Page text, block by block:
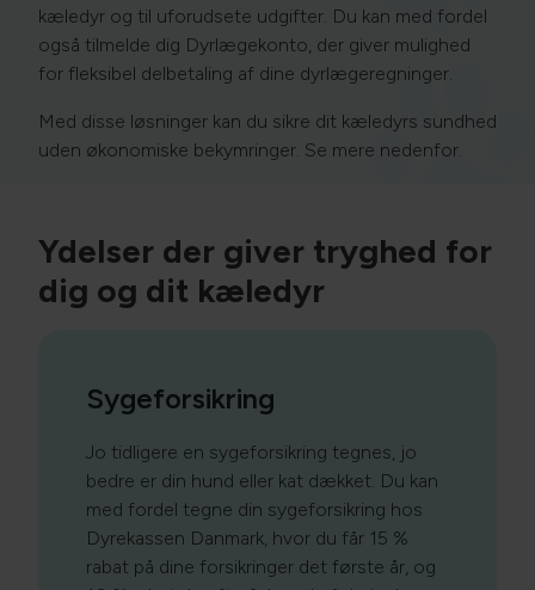
kæledyr og til uforudsete udgifter. Du kan med fordel
også tilmelde dig Dyrlægekonto, der giver mulighed
for fleksibel delbetaling af dine dyrlægeregninger.
Med disse løsninger kan du sikre dit kæledyrs sundhed
uden økonomiske bekymringer. Se mere nedenfor.
Ydelser der giver tryghed for
dig og dit kæledyr
Sygeforsikring
Jo tidligere en sygeforsikring tegnes, jo
bedre er din hund eller kat dækket. Du kan
med fordel tegne din sygeforsikring hos
Dyrekassen Danmark, hvor du får 15 %
rabat på dine forsikringer det første år, og